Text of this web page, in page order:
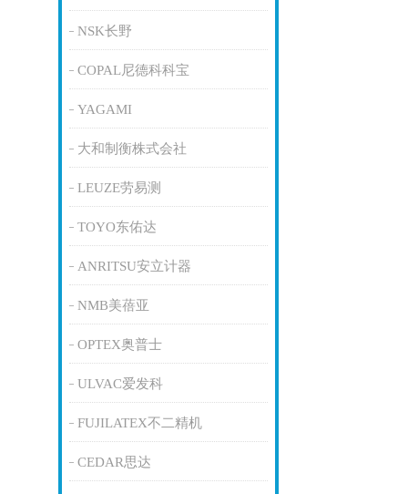
NSK长野
COPAL尼德科科宝
YAGAMI
大和制衡株式会社
LEUZE劳易测
TOYO东佑达
ANRITSU安立计器
NMB美蓓亚
OPTEX奥普士
ULVAC爱发科
FUJILATEX不二精机
CEDAR思达